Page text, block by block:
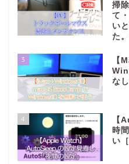
掃
て
い
た
3
【
な
4
【
時
い